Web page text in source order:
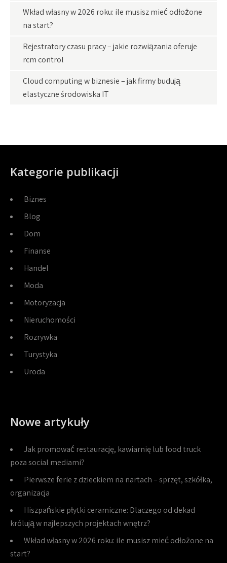
Wkład własny w 2026 roku: ile musisz mieć odłożone
na start?
Rejestratory czasu pracy – jakie rozwiązania oferuje
rcm control
Cloud computing w biznesie – jak firmy budują
elastyczne środowiska IT
Kategorie publikacji
Biznes
Blog
Dom
Finanse
Handel
Moda
Motoryzacja
Nieruchomości
Rozrywka
Turystyka
Uroda
Nowe artykuły
Jak promować restaurację, kawiarnię lub food truck
poza social mediami?
Pierwsze ferie z dzieckiem na nartach – sprzęt, szkółka,
organizacja
Hiszpańskie płytki ceramiczne: Dlaczego od dekad
królują w najlepszych projektach wnętrz?
Wkład własny w 2026 roku: ile musisz mieć odłożone na
start?